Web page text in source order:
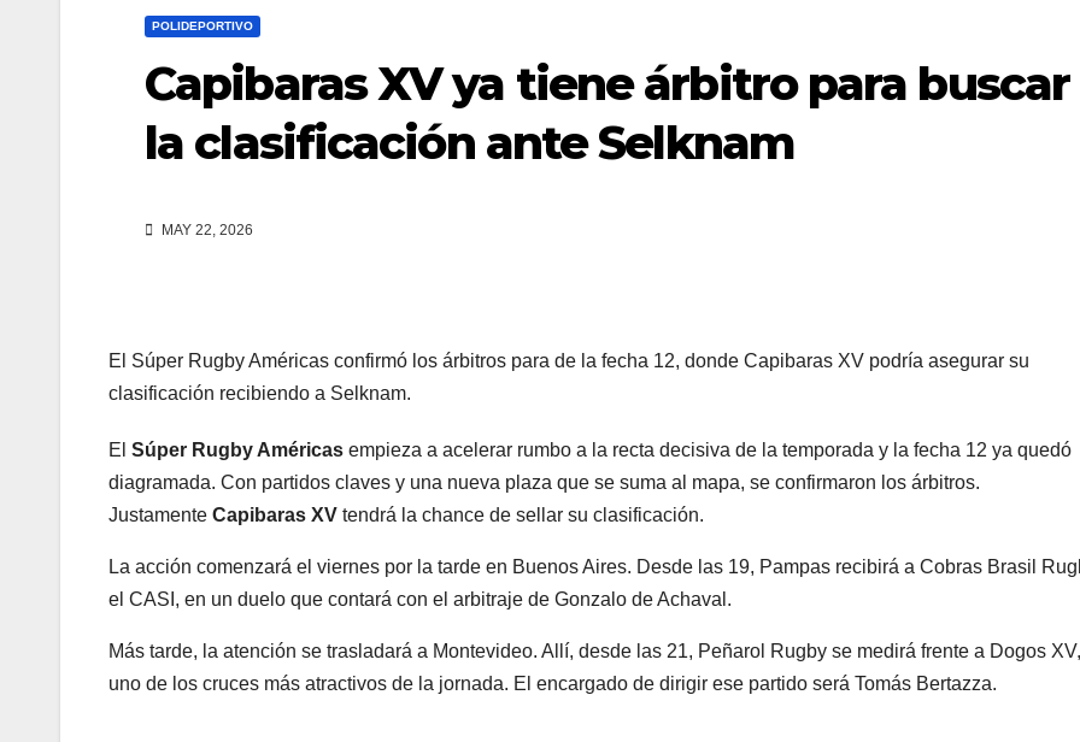
POLIDEPORTIVO
Capibaras XV ya tiene árbitro para buscar
la clasificación ante Selknam
MAY 22, 2026
El Súper Rugby Américas confirmó los árbitros para de la fecha 12, donde Capibaras XV podría asegurar su
clasificación recibiendo a Selknam.
El Súper Rugby Américas empieza a acelerar rumbo a la recta decisiva de la temporada y la fecha 12 ya quedó
diagramada. Con partidos claves y una nueva plaza que se suma al mapa, se confirmaron los árbitros.
Justamente Capibaras XV tendrá la chance de sellar su clasificación.
La acción comenzará el viernes por la tarde en Buenos Aires. Desde las 19, Pampas recibirá a Cobras Brasil
el CASI, en un duelo que contará con el arbitraje de Gonzalo de Achaval.
Más tarde, la atención se trasladará a Montevideo. Allí, desde las 21, Peñarol Rugby se medirá frente a Dogos
uno de los cruces más atractivos de la jornada. El encargado de dirigir ese partido será Tomás Bertazza.